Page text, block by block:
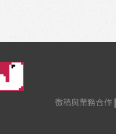
徵稿與業務合作|